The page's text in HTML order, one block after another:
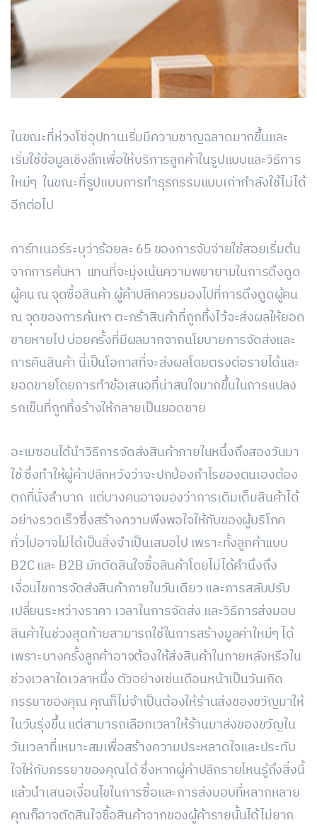
ในขณะที่ห่วงโซ่อุปทานเริ่มมีความชาญฉลาดมากขึ้นและ
เริ่มใช้ข้อมูลเชิงลึกเพื่อให้บริการลูกค้าในรูปแบบและวิธีการ
ใหม่ๆ ในขณะที่รูปแบบการทำธุรกรรมแบบเก่ากำลังใช้ไม่ได้
อีกต่อไป
การ์ทเนอร์ระบุว่าร้อยละ 65 ของการจับจ่ายใช้สอยเริ่มต้น
จากการค้นหา แทนที่จะมุ่งเน้นความพยายามในการดึงดูด
ผู้คน ณ จุดซื้อสินค้า ผู้ค้าปลีกควรมองไปที่การดึงดูดผู้คน
ณ จุดของการค้นหา ตะกร้าสินค้าที่ถูกทิ้งไว้จะส่งผลให้ยอด
ขายหายไป บ่อยครั้งที่มีผลมากจากนโยบายการจัดส่งและ
การคืนสินค้า นี่เป็นโอกาสที่จะส่งผลโดยตรงต่อรายได้และ
ยอดขายโดยการทำข้อเสนอที่น่าสนใจมากขึ้นในการแปลง
รถเข็นที่ถูกทิ้งร้างให้กลายเป็นยอดขาย
อะเมซอนได้นำวิธีการจัดส่งสินค้าภายในหนึ่งถึงสองวันมา
ใช้ ซึ่งทำให้ผู้ค้าปลีกหวังว่าจะปกป้องกำไรของตนเองต้อง
ตกที่นั่งลำบาก แต่บางคนอาจมองว่าการเติมเต็มสินค้าได้
อย่างรวดเร็วซึ่งสร้างความพึงพอใจให้กับของผู้บริโภค
ทั่วไปอาจไม่ได้เป็นสิ่งจำเป็นเสมอไป เพราะทั้งลูกค้าแบบ
B2C และ B2B มักตัดสินใจซื้อสินค้าโดยไม่ได้คำนึงถึง
เงื่อนไขการจัดส่งสินค้าภายในวันเดียว และการสลับปรับ
เปลี่ยนระหว่างราคา เวลาในการจัดส่ง และวิธีการส่งมอบ
สินค้าในช่วงสุดท้ายสามารถใช้ในการสร้างมูลค่าใหม่ๆ ได้
เพราะบางครั้งลูกค้าอาจต้องให้ส่งสินค้าในภายหลังหรือใน
ช่วงเวลาใดเวลาหนึ่ง ตัวอย่างเช่นเดือนหน้าเป็นวันเกิด
ภรรยาของคุณ คุณก็ไม่จำเป็นต้องให้ร้านส่งของขวัญมาให้
ในวันรุ่งขึ้น แต่สามารถเลือกเวลาให้ร้านมาส่งของขวัญใน
วันเวลาที่เหมาะสมเพื่อสร้างความประหลาดใจและประทับ
ใจให้กับภรรยาของคุณได้ ซึ่งหากผู้ค้าปลีกรายไหนรู้ถึงสิ่งนี้
แล้วนำเสนอเงื่อนไขในการซื้อและการส่งมอบที่หลากหลาย
คุณก็อาจตัดสินใจซื้อสินค้าจากของผู้ค้ารายนั้นได้ไม่ยาก